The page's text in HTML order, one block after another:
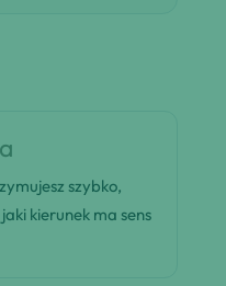
szybko,
kierunek ma sens